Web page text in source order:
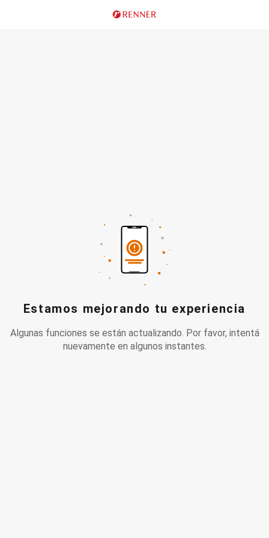
Estamos mejorando tu experiencia
Algunas funciones se están actualizando. Por favor, intentá
nuevamente en algunos instantes.